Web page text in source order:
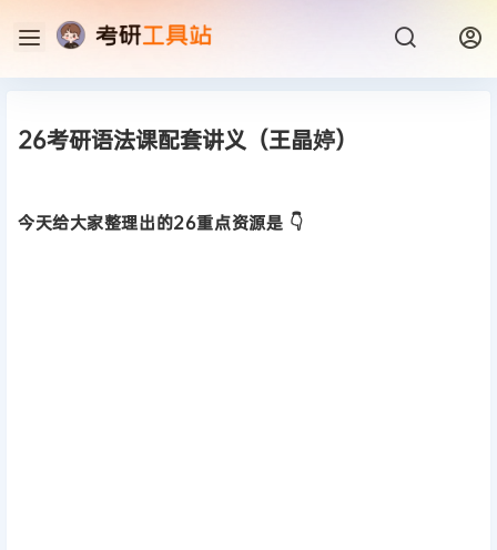
26考研语法课配套讲义（王晶婷）
今天给大家整理出的26重点资源是 👇